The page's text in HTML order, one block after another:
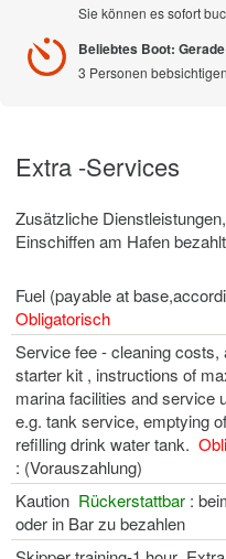
Sie können es sofort
Beliebtes Boot:
3 Personen
Extra -Services
Zusätzliche
Einschiffen am Hafen
Fuel (payable at
Obligatorisch
Service fee - cleaning
starter kit , instructions of
marina facilities and service
e.g. tank service, emptying
refilling drink water tank.
: (Vorauszahlung)
Kaution Rückerstattbar :
oder in Bar zu bezahlen